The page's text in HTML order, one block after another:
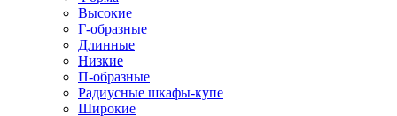
Высокие
Г-образные
Длинные
Низкие
П-образные
Радиусные шкафы-купе
Широкие